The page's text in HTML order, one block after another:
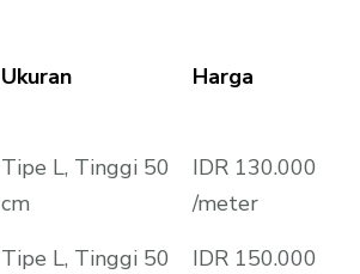
Ukuran Harga
Tipe L, Tinggi 50
cm
IDR 130.000
/meter
Tipe L, Tinggi 50
IDR 150.000